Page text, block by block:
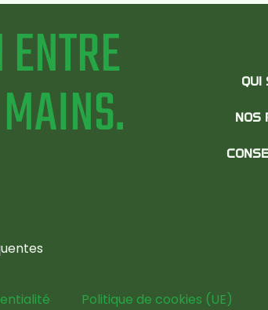
QUI
NOS
Politique de cookies (UE)